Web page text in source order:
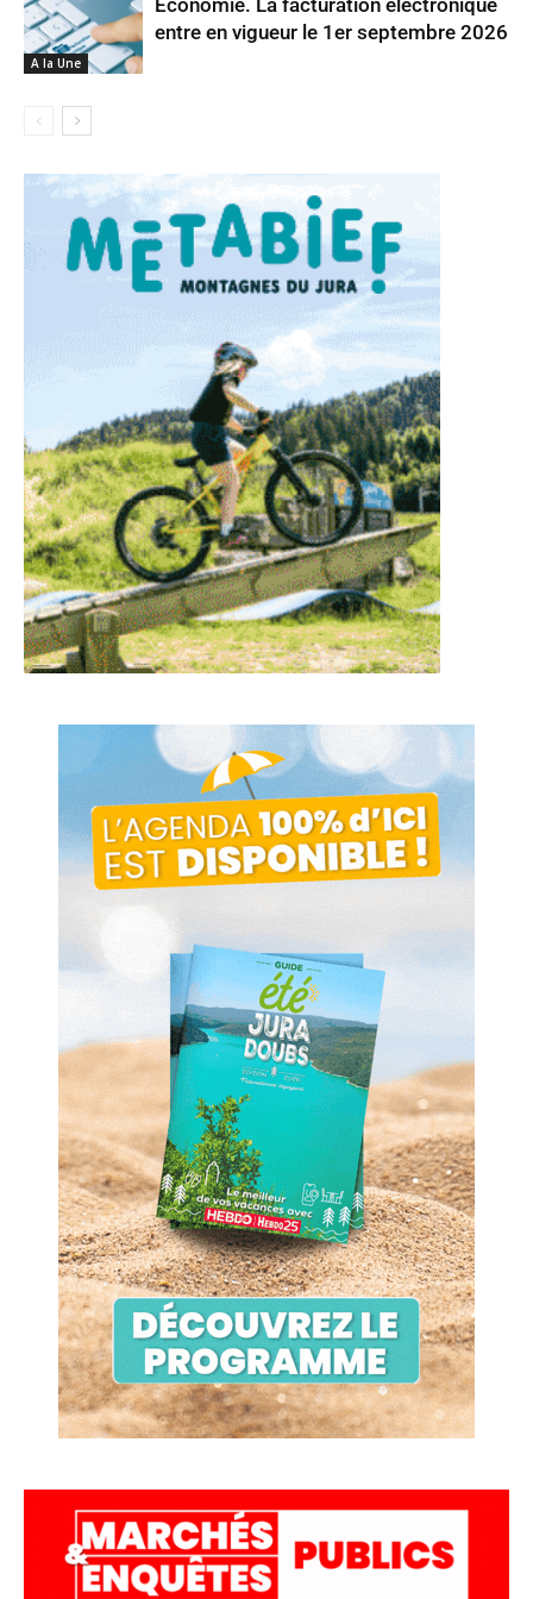
A la Une
Économie. La facturation électronique
entre en vigueur le 1er septembre 2026